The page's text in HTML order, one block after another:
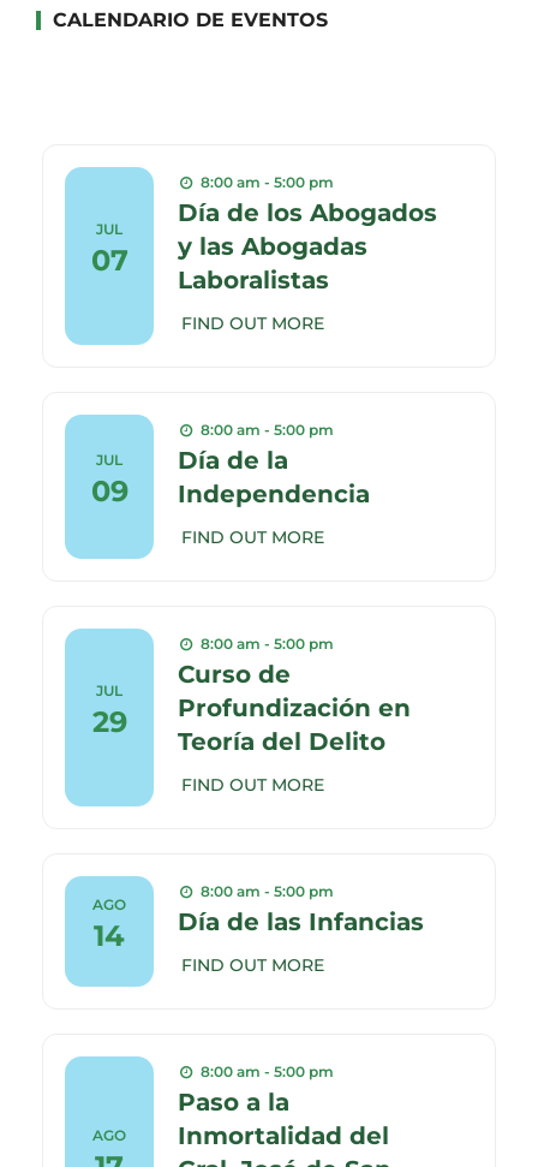
CALENDARIO DE EVENTOS
JUL
07
8:00 am - 5:00 pm
Día de los Abogados
y las Abogadas
Laboralistas
FIND OUT MORE
JUL
09
8:00 am - 5:00 pm
Día de la
Independencia
FIND OUT MORE
JUL
29
8:00 am - 5:00 pm
Curso de
Profundización en
Teoría del Delito
FIND OUT MORE
AGO
14
8:00 am - 5:00 pm
Día de las Infancias
FIND OUT MORE
AGO
8:00 am - 5:00 pm
Paso a la
Inmortalidad del